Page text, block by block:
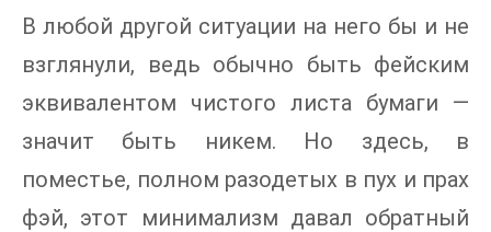
В любой другой ситуации на него бы и не
взглянули, ведь обычно быть фейским
эквивалентом чистого листа бумаги —
значит быть никем. Но здесь, в
поместье, полном разодетых в пух и прах
фэй, этот минимализм давал обратный